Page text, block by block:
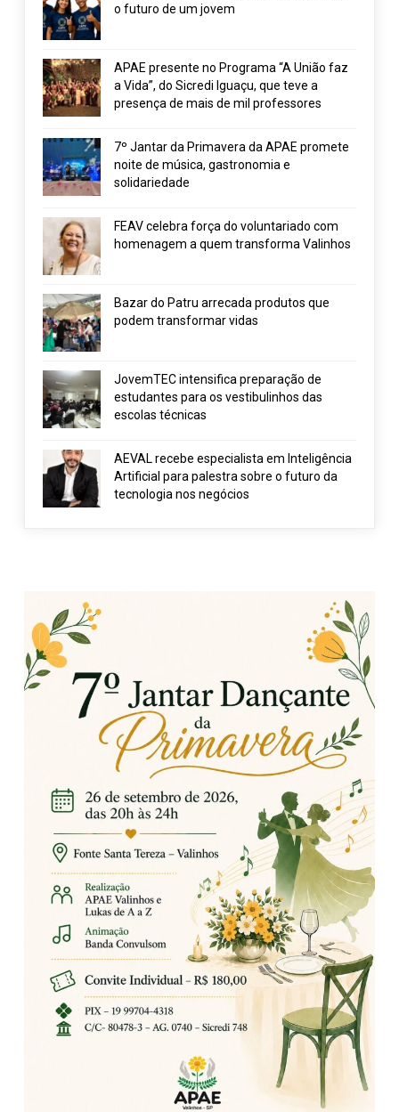
o futuro de um jovem
APAE presente no Programa “A União faz
a Vida”, do Sicredi Iguaçu, que teve a
presença de mais de mil professores
7º Jantar da Primavera da APAE promete
noite de música, gastronomia e
solidariedade
FEAV celebra força do voluntariado com
homenagem a quem transforma Valinhos
Bazar do Patru arrecada produtos que
podem transformar vidas
JovemTEC intensifica preparação de
estudantes para os vestibulinhos das
escolas técnicas
AEVAL recebe especialista em Inteligência
Artificial para palestra sobre o futuro da
tecnologia nos negócios